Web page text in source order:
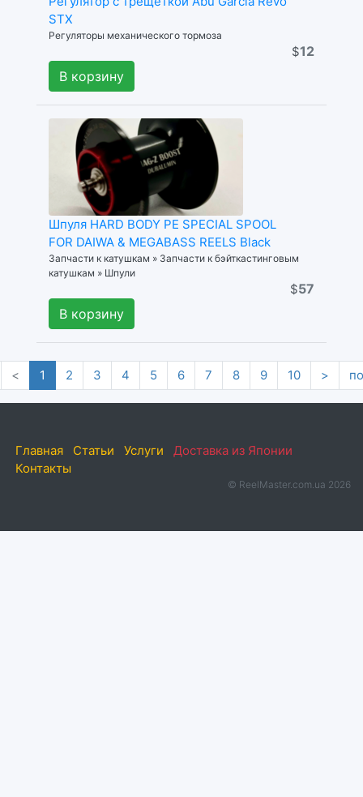
STX
Регуляторы механического тормоза
$12
В корзину
Шпуля HARD BODY PE SPECIAL SPOOL
FOR DAIWA & MEGABASS REELS Black
Запчасти к катушкам » Запчасти к бэйткастинговым
катушкам » Шпули
$57
В корзину
< 1 2 3 4 5 6 7 8 9 10 >
Главная Статьи Услуги
Доставка из Японии
Контакты
© ReelMaster.com.ua 2026